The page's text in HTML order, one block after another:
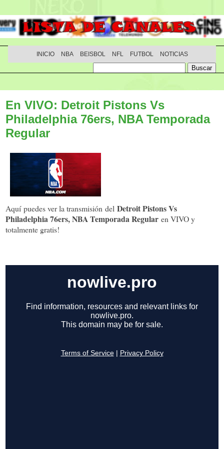
INICIO NBA BEISBOL NFL FUTBOL NOTICIAS
En VIVO: Detroit Pistons Vs
Philadelphia 76ers, NBA Temporada
Regular
Aquí puedes ver la transmisión del Detroit Pistons Vs
Philadelphia 76ers, NBA Temporada Regular en VIVO y
totalmente gratis!